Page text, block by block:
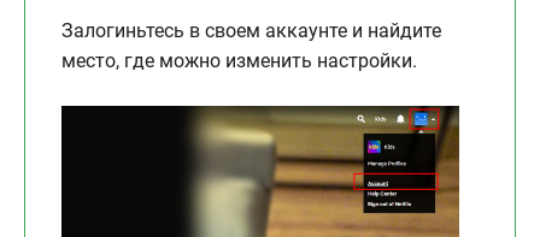
Залогиньтесь в своем аккаунте и найдите
место, где можно изменить настройки.